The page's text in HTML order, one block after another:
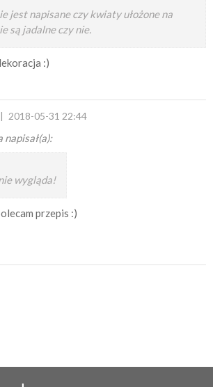
jest napisane czy kwiaty ułożone na
są jadalne czy nie.
:)
2018-05-31 22:44
napisał(a):
wygląda!
przepis :)